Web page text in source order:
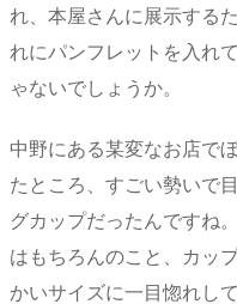
れ、本屋さんに展示する
れにパンフレットを入れ
ゃないでしょうか。
中野にある某変なお店で
たところ、すごい勢いで
グカップだったんですね
はもちろんのこと、カッ
かいサイズに一目惚れし